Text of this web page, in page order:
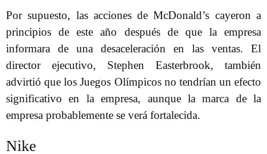
Por supuesto, las acciones de McDonald’s cayeron a
principios de este año después de que la empresa
informara de una desaceleración en las ventas. El
director ejecutivo, Stephen Easterbrook, también
advirtió que los Juegos Olímpicos no tendrían un efecto
significativo en la empresa, aunque la marca de la
empresa probablemente se verá fortalecida.
Nike